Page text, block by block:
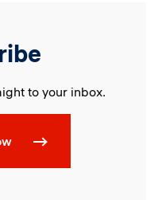
to your inbox.